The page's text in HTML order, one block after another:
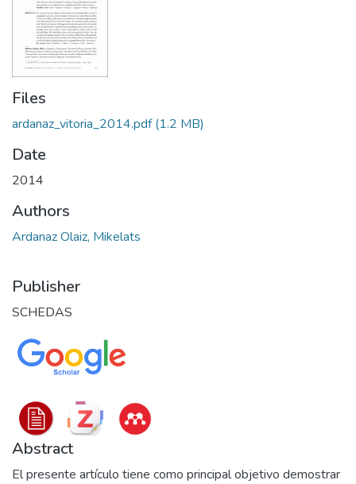
Policies
Files
ardanaz_vitoria_2014.pdf(1.2 MB)
Date
2014
Authors
Ardanaz Olaiz, Mikelats
Publisher
SCHEDAS
Abstract
El presente artículo tiene como principal objetivo demostrar